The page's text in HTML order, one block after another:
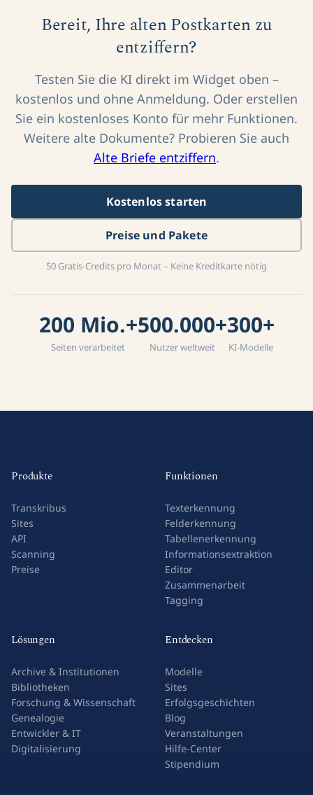
Bereit, Ihre alten Postkarten zu
entziffern?
Testen Sie die KI direkt im Widget oben –
kostenlos und ohne Anmeldung. Oder erstellen
Sie ein kostenloses Konto für mehr Funktionen.
Weitere alte Dokumente? Probieren Sie auch
Alte Briefe entziffern.
Kostenlos starten
Preise und Pakete
50 Gratis-Credits pro Monat – Keine Kreditkarte nötig
200 Mio.+
Seiten verarbeitet
500.000+
Nutzer weltweit
300+
KI-Modelle
Produkte
Transkribus
Sites
API
Scanning
Preise
Funktionen
Texterkennung
Felderkennung
Tabellenerkennung
Informationsextraktion
Editor
Zusammenarbeit
Tagging
Lösungen
Archive & Institutionen
Bibliotheken
Forschung & Wissenschaft
Genealogie
Entwickler & IT
Digitalisierung
Entdecken
Modelle
Sites
Erfolgsgeschichten
Blog
Veranstaltungen
Hilfe-Center
Stipendium